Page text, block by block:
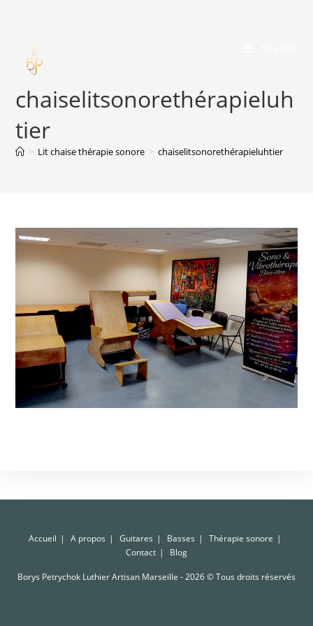
content
chaiselitsonorethérapieluh
tier
> Lit chaise thérapie sonore > chaiselitsonorethérapieluhtier
Accueil A propos Guitares Basses
Thérapie sonore
Contact
Blog
Borys Petrychok Luthier Artisan Marseille - 2026 © Tous droits réservés